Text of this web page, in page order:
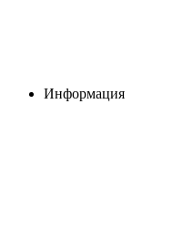
Информация